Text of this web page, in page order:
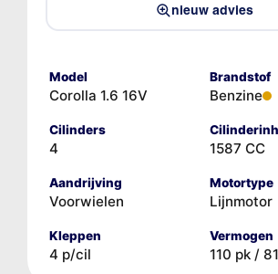
nieuw advies
Model
Corolla 1.6 16V
Brandstof
Benzine
Cilinders
4 1587 CC
Aandrijving
Voorwielen
Motortype
Lijnmotor
Kleppen
4 p/cil
Vermogen
110 pk /